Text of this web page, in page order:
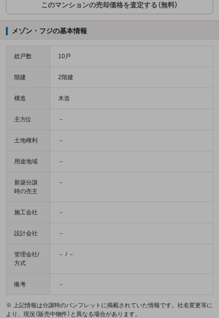
このマンションの売却価格を査定する（無料）
メゾン・フジの基本情報
総戸数 10戸
階建 2階建
構造 木造
主方位 －
土地権利 －
用途地域 －
新築分譲
時の売主
－
施工会社 －
設計会社 －
管理会社/
方式
－ / －
備考 －
※ 上記情報は分譲時のパンフレットに掲載されていた情報です。社名変更等に
より、現況（販売中物件）と異なる場合があります。